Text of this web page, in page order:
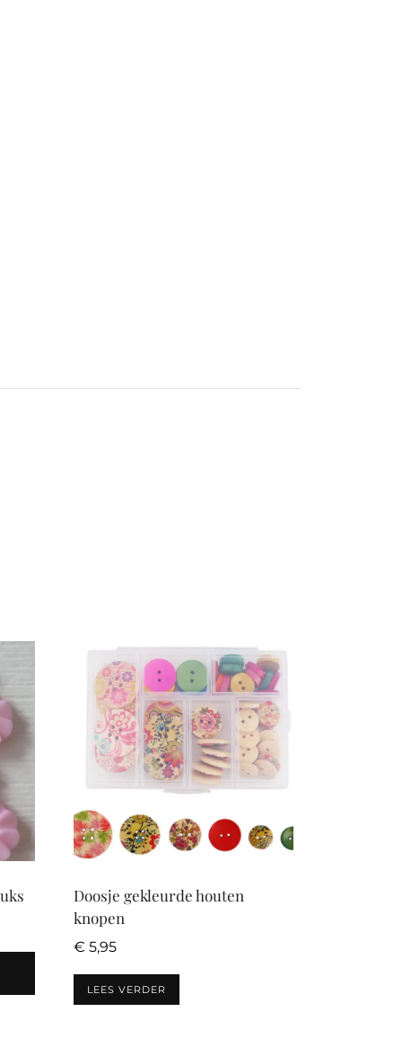
Doosje gekleurde houten
knopen
€ 5,95
LEES VERDER